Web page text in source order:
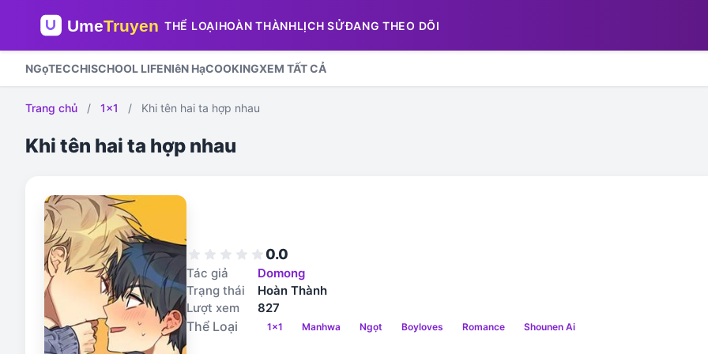
THỂ LOẠIHOÀN THÀNHLỊCH SỬĐANG THEO DÕI
NGọTECCHISCHOOL LIFENIêN HạCOOKINGXEM TẤT CẢ
Trang chủ / 1x1 / Khi tên hai ta hợp nhau
Khi tên hai ta hợp nhau
star star star star star0.0
Tác giả
Domong
Trạng thái
Hoàn Thành
Lượt xem
827
Thể Loại 1x1 Manhwa Ngọt Boyloves Romance Shounen Ai